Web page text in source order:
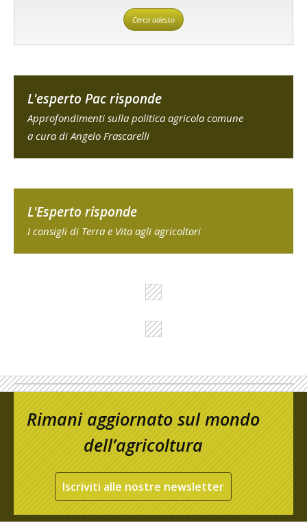
Cerca adesso
L'esperto Pac risponde
Approfondimenti sulla politica agricola comune
a cura di Angelo Frascarelli
L'Esperto risponde
I consigli di Terra e Vita agli agricoltori
Rimani aggiornato sul mondo
dell’agricoltura
Iscriviti alle nostre newsletter